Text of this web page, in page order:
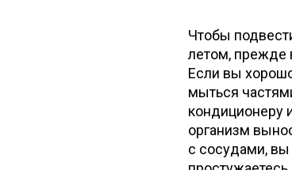
Чтобы
летом, прежде
Если вы
мыться
кондиционеру
организм
с сосудами, вы